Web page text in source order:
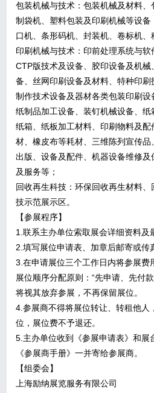
包装机械与技术：包装机械及材料、
制袋机、塑料包装及印刷机械等设
口机、条形码机、封装机、卷标机、
印刷机械与技术：印前处理系统与软
CTP版技术及设备、胶印设备及机
备、丝网印刷设备及材料、特种印
制作技术设备及器材各类包装印刷设
纸制品加工设备、装钉机械设备、纸
纸箱、纸板加工材料、印刷物料及
材、橡皮布等耗材、三维陈列宣传
出版、设备及配件、机器设备维修
及服务等；
回收再生科技：环保回收再生材料
技示范展示区。
【参展程序】
1.联系主办单位索取展会详细资料及
2.填写展位申请表、加章后邮寄或传
3.在申请展位三个工作日内将参展费
展位顺序分配原则：“先申请、先付
将视其放弃参展，不再保留展位。
4.参展商不得将展位转让、转租他人
位，展位费不予退还。
5.主办单位收到《参展申请表》和展
《参展商手册》一并寄给参展商。
【组委会】
上海励纳展览服务有限公司